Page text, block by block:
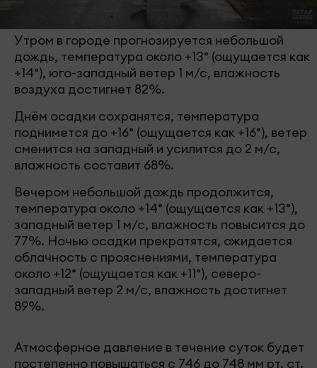
Утром в городе прогнозируется небольшой
дождь, температура около +13° (ощущается как
+14°), юго-западный ветер 1 м/с, влажность
воздуха достигнет 82%.
Днём осадки сохранятся, температура
поднимется до +16° (ощущается как +16°), ветер
сменится на западный и усилится до 2 м/с,
влажность составит 68%.
Вечером небольшой дождь продолжится,
температура около +14° (ощущается как +13°),
западный ветер 1 м/с, влажность повысится до
77%. Ночью осадки прекратятся, ожидается
облачность с прояснениями, температура
около +12° (ощущается как +11°), северо-
западный ветер 2 м/с, влажность достигнет
89%.
Атмосферное давление в течение суток будет
постепенно повышаться с 746 до 748 мм рт. ст.